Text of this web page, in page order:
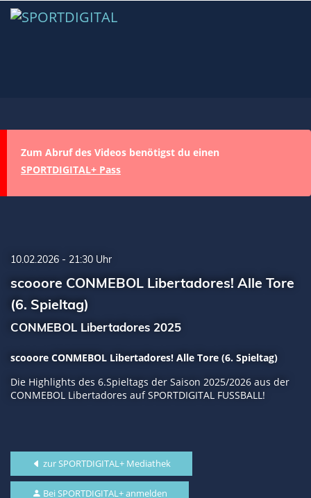
Zum Abruf des Videos benötigst du einen
SPORTDIGITAL+ Pass
10.02.2026 - 21:30 Uhr
scooore CONMEBOL Libertadores! Alle Tore
(6. Spieltag)
CONMEBOL Libertadores 2025
scooore CONMEBOL Libertadores! Alle Tore (6. Spieltag)
Die Highlights des 6.Spieltags der Saison 2025/2026 aus der
CONMEBOL Libertadores auf SPORTDIGITAL FUSSBALL!
zur SPORTDIGITAL+ Mediathek
Bei SPORTDIGITAL+ anmelden